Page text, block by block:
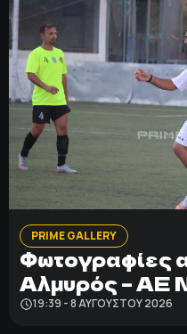
PRIME GALLERY
Φωτογραφίες
Αλμυρός – ΑΕ
19:39 - 8 ΑΥΓΟΎΣΤΟΥ 2026